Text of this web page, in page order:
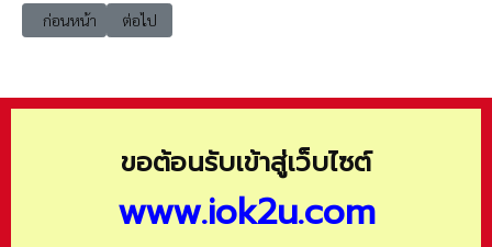
เนื้อหาก่อนหน้า: tns ยุทธศาสตร์ชาติ 20 ปี ประโยชน์แต่ละช่วงวัยของ
ก่อนหน้า เนื้อหาถัดไป: tns ยุทธศาสตร์ชาติ 20 ปี แผนระดับที่ 1 ยุทธ
ต่อไป
ขอต้อนรับเข้าสู่เว็บไซต์
www.iok2u.com